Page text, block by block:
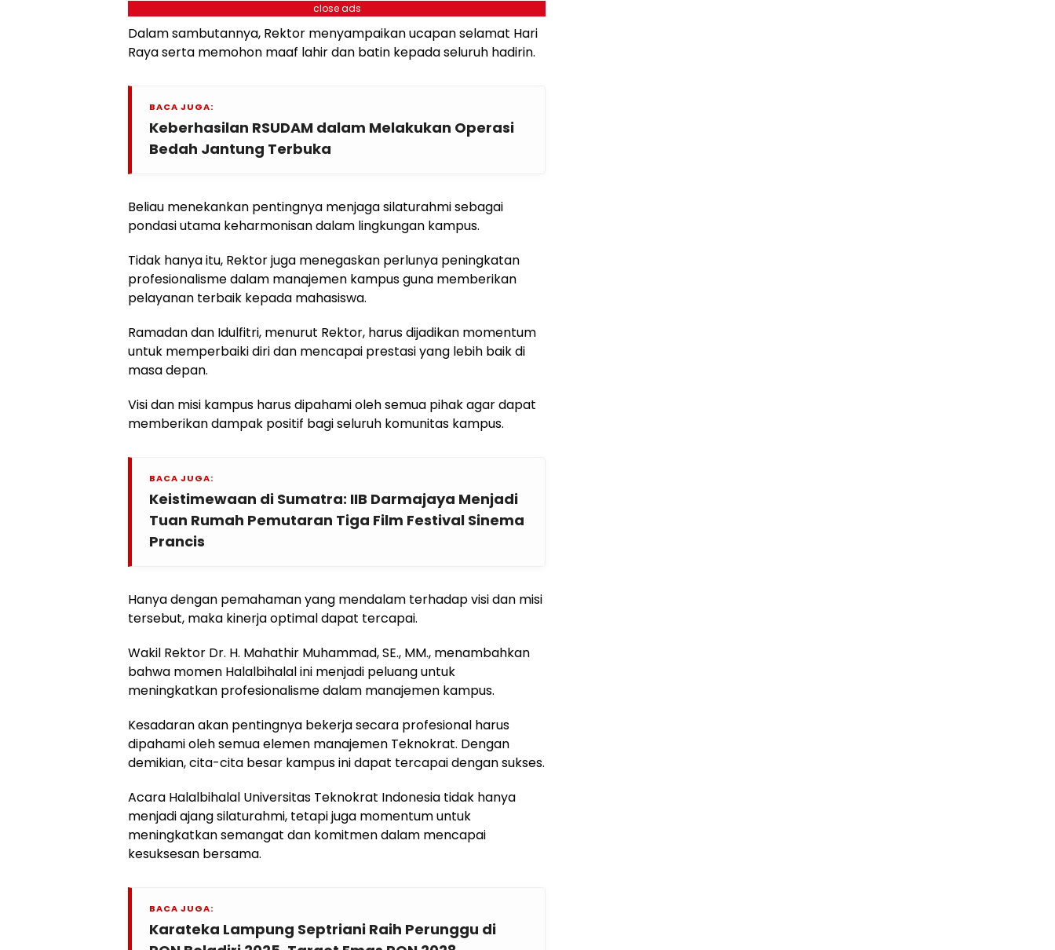
close ads
Dalam sambutannya, Rektor menyampaikan ucapan selamat Hari
Raya serta memohon maaf lahir dan batin kepada seluruh hadirin.
BACA JUGA:
Keberhasilan RSUDAM dalam Melakukan Operasi
Bedah Jantung Terbuka
Beliau menekankan pentingnya menjaga silaturahmi sebagai
pondasi utama keharmonisan dalam lingkungan kampus.
Tidak hanya itu, Rektor juga menegaskan perlunya peningkatan
profesionalisme dalam manajemen kampus guna memberikan
pelayanan terbaik kepada mahasiswa.
Ramadan dan Idulfitri, menurut Rektor, harus dijadikan momentum
untuk memperbaiki diri dan mencapai prestasi yang lebih baik di
masa depan.
Visi dan misi kampus harus dipahami oleh semua pihak agar dapat
memberikan dampak positif bagi seluruh komunitas kampus.
BACA JUGA:
Keistimewaan di Sumatra: IIB Darmajaya Menjadi
Tuan Rumah Pemutaran Tiga Film Festival Sinema
Prancis
Hanya dengan pemahaman yang mendalam terhadap visi dan misi
tersebut, maka kinerja optimal dapat tercapai.
Wakil Rektor Dr. H. Mahathir Muhammad, SE., MM., menambahkan
bahwa momen Halalbihalal ini menjadi peluang untuk
meningkatkan profesionalisme dalam manajemen kampus.
Kesadaran akan pentingnya bekerja secara profesional harus
dipahami oleh semua elemen manajemen Teknokrat. Dengan
demikian, cita-cita besar kampus ini dapat tercapai dengan sukses.
Acara Halalbihalal Universitas Teknokrat Indonesia tidak hanya
menjadi ajang silaturahmi, tetapi juga momentum untuk
meningkatkan semangat dan komitmen dalam mencapai
kesuksesan bersama.
BACA JUGA:
Karateka Lampung Septriani Raih Perunggu di